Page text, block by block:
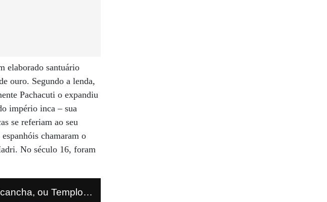
elaborado santuário
ouro. Segundo a lenda,
Pachacuti o expandiu
império inca – sua
se referiam ao seu
chamaram o
No século 16, foram
ou Templo